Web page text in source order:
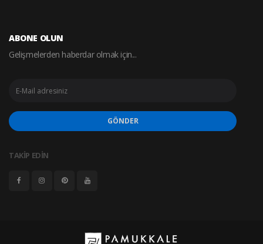
ABONE OLUN
Gelişmelerden haberdar olmak için...
GÖNDER
TAKİP EDİN